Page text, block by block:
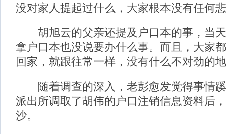
没对家人提起过什么，大家根本没有任何
胡旭云的父亲还提及户口本的事，当天
拿户口本也没说要办什么事。而且，大家
回家，就跟往常一样，没有什么不对劲的
随着调查的深入，老彭愈发觉得事情蹊
派出所调取了胡伟的户口注销信息资料后
沙。